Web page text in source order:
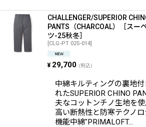
CHALLENGER/SUPERIOR
PANTS（CHARCOAL）［スー
ツ-25秋冬］
[CLG-PT 025-014]
¥ 29,700 (税込)
中綿キルティングの裏地
れたSUPERIOR CHINO
夫なコットンチノ生地を
高い断熱性と防寒テクノ
機能中綿"PRIMALOFT…